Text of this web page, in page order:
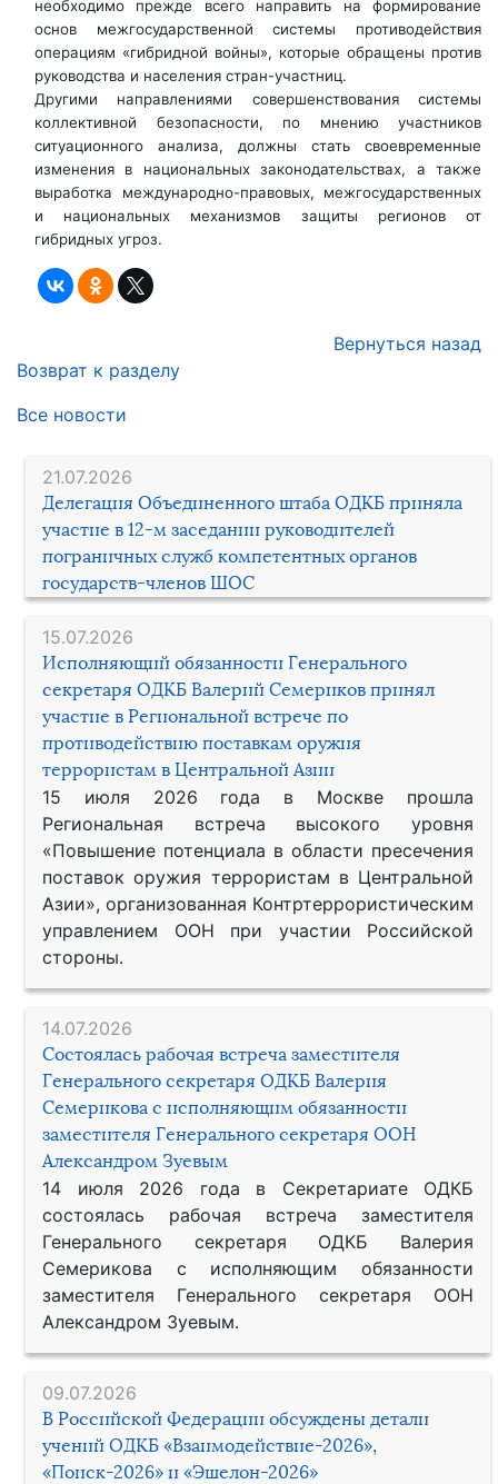
21.07.2026
Делегация Объединенного штаба ОДКБ приняла
участие в 12-м заседании руководителей
пограничных служб компетентных органов
государств-членов ШОС
15.07.2026
Исполняющий обязанности Генерального
секретаря ОДКБ Валерий Семериков принял
участие в Региональной встрече по
противодействию поставкам оружия
террористам в Центральной Азии
15 июля 2026 года в Москве прошла
Региональная встреча высокого уровня
«Повышение потенциала в области пресечения
поставок оружия террористам в Центральной
Азии», организованная Контртеррористическим
управлением ООН при участии Российской
стороны.
14.07.2026
Состоялась рабочая встреча заместителя
Генерального секретаря ОДКБ Валерия
Семерикова с исполняющим обязанности
заместителя Генерального секретаря ООН
Александром Зуевым
14 июля 2026 года в Секретариате ОДКБ
состоялась рабочая встреча заместителя
Генерального секретаря ОДКБ Валерия
Семерикова с исполняющим обязанности
заместителя Генерального секретаря ООН
Александром Зуевым.
09.07.2026
В Российской Федерации обсуждены детали
учений ОДКБ «Взаимодействие-2026»,
«Поиск-2026» и «Эшелон-2026»
необходимо прежде всего направить на формирование
основ межгосударственной системы противодействия
операциям «гибридной войны», которые обращены против
руководства и населения стран-участниц.
Другими направлениями совершенствования системы
коллективной безопасности, по мнению участников
ситуационного анализа, должны стать своевременные
изменения в национальных законодательствах, а также
выработка международно-правовых, межгосударственных
и национальных механизмов защиты регионов от
гибридных угроз.
Вернуться назад
Возврат к разделу
Все новости